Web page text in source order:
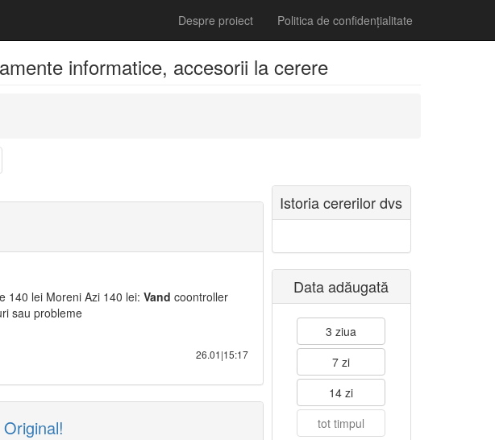
Despre proiect Politica de confidențialitate
informatice, accesorii la cerere
140 lei Moreni Azi 140 lei: Vand coontroller
sau probleme
26.01|15:17
Istoria cererilor dvs
Data adăugată
3 ziua
7 zi
14 zi
tot timpul